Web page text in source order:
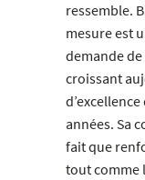
ressemble.
mesure est
demande
croissant
années. Sa
fait que
tout comme